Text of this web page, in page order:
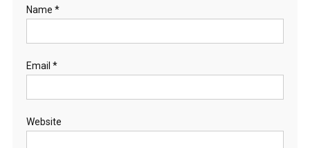
Name *
Email *
Website